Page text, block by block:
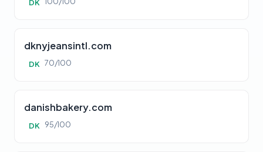
DK
dknyjeansintl.com
DK 70/100
danishbakery.com
DK 95/100